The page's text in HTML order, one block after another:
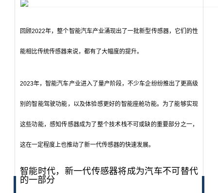
回顾2022年，整个智能汽车产业涌现出了一批新型传感器，它们的性
能相比传统传感器来说，都有了大幅度的提升。
2023年，智能汽车产业进入了量产阶段，不少车企纷纷推出了更高级
别的智能驾驶功能，以及体验感更好的智能座舱功能。为了能够实现
这些功能，感知传感器成为了整个技术栈不可或缺的重要部分之一，
这在一定程度上也推动了新一代传感器的快速发展。
智能时代，新一代传感器将成为汽车不可替代
的一部分